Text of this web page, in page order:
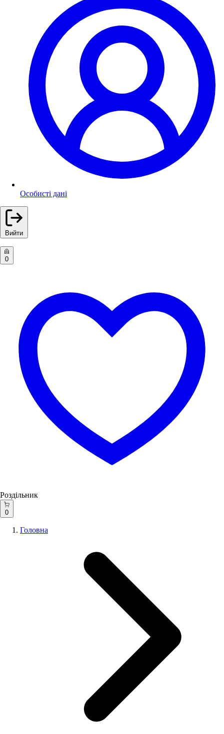
Особисті дані
Вийти
0
Роздільник
0
Головна